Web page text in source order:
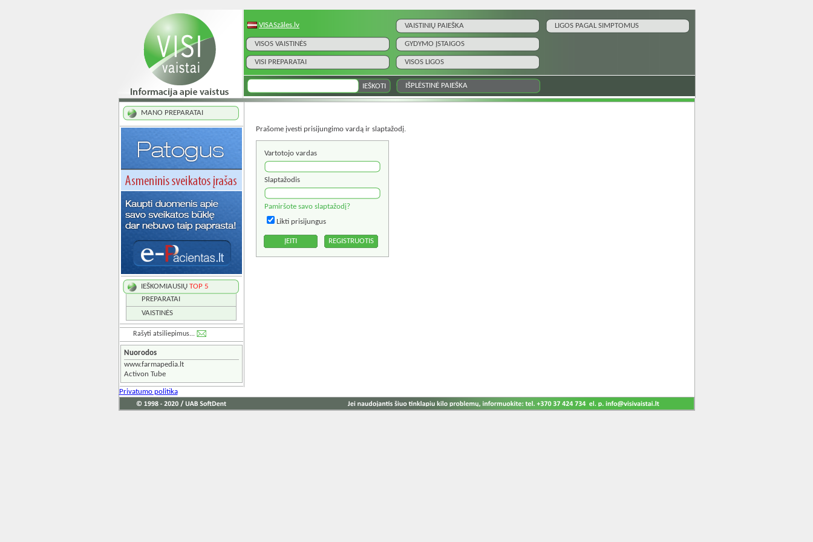
VISASzāles.lv VAISTINIŲ PAIEŠKA LIGOS PAGAL SIMPTOMUS
VISOS VAISTINĖS GYDYMO ĮSTAIGOS
VISI PREPARATAI VISOS LIGOS
IŠPLĖSTINĖ PAIEŠKA
MANO PREPARATAI
IEŠKOMIAUSIŲ TOP 5
PREPARATAI
VAISTINĖS
Rašyti atsiliepimus...
Nuorodos
www.farmapedia.lt
Activon Tube
Prašome įvesti prisijungimo vardą ir slaptažodį.
Vartotojo vardas
Slaptažodis
Pamiršote savo slaptažodį?
Likti prisijungus
REGISTRUOTIS
Privatumo politika